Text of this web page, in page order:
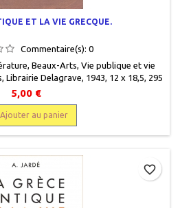
ET LA VIE GRECQUE.
Commentaire(s): 0
Beaux-Arts, Vie publique et vie
Librairie Delagrave, 1943, 12 x 18,5, 295
Couverture défraîchie, avec de légers
Papier intérieur très jauni.
5,00 €
Ajouter au panier
favorite_border